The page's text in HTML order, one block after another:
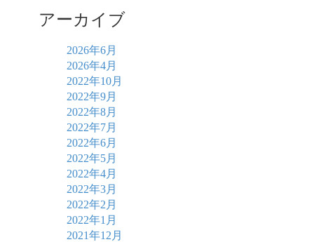
アーカイブ
2026年6月
2026年4月
2022年10月
2022年9月
2022年8月
2022年7月
2022年6月
2022年5月
2022年4月
2022年3月
2022年2月
2022年1月
2021年12月